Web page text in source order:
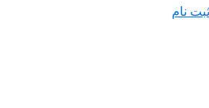
ثبت نام